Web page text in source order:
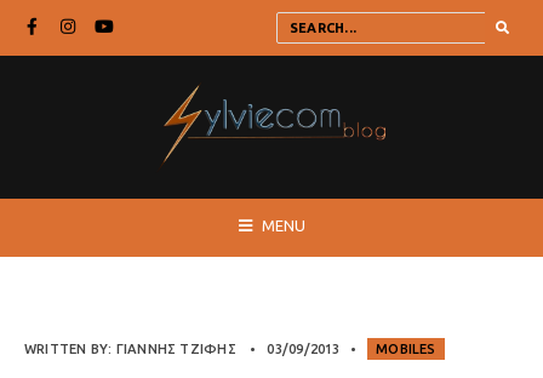
MENU
WRITTEN BY: ΓΙΆΝΝΗΣ ΤΖΙΦΉΣ • 03/09/2013 • MOBILES